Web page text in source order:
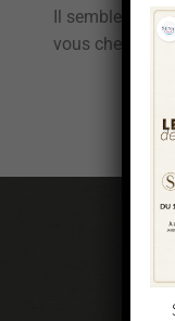
Il semble que
vous cherchez.